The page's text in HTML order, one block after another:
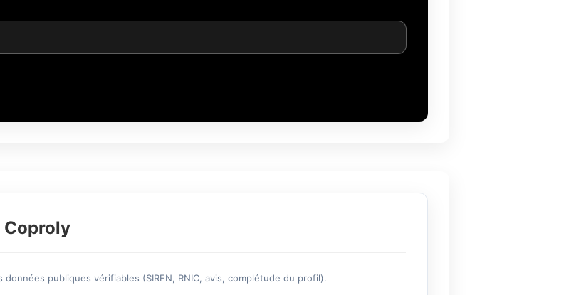
Coproly
publiques vérifiables (SIREN, RNIC, avis, complétude du profil).